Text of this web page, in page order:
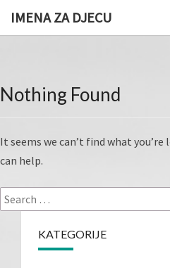
IMENA ZA DJECU
Nothing
Nothing Found
It seems we can’t find what
can help.
Search
for:
KATEGORIJE